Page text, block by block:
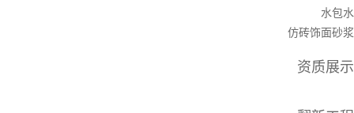
水包水
仿砖饰面砂浆
资质展示